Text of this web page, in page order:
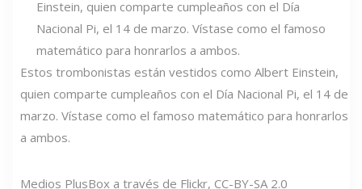
Estos trombonistas están vestidos como Albert Einstein,
quien comparte cumpleaños con el Día Nacional Pi, el 14 de
marzo. Vístase como el famoso matemático para honrarlos
a ambos.
Medios PlusBox a través de Flickr, CC-BY-SA 2.0